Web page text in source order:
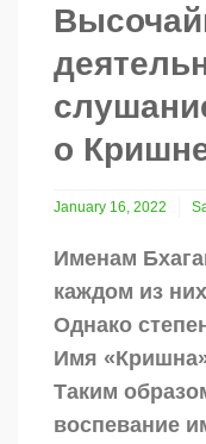
о
January 16, 2022
Именам
каждом из
Однако
Имя
Таким
воспевание